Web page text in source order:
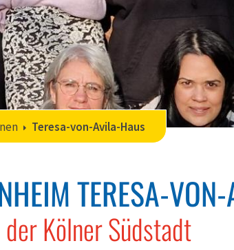
Teresa-von-Avila-Haus
TERESA-
Kölner Südstadt